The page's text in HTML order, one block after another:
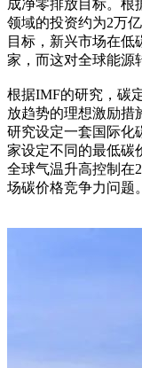
成净零排放目标。根
领域的投资约为2万
目标，新兴市场在低
家，而这对全球能源
根据IMF的研究，碳
放趋势的理想激励措
研究设定一套国际化
家设定不同的最低碳
全球气温升高控制在
场碳价格竞争力问题。